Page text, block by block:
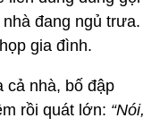
đang ngủ trưa.
gia đình.
cả nhà, bố đập
rồi quát lớn: “Nói,